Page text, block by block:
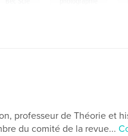
professeur de Théorie et
du comité de la revue...